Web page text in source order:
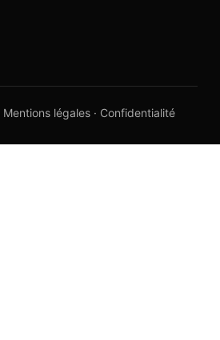
Mentions légales · Confidentialité